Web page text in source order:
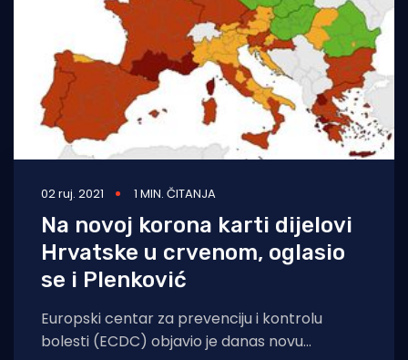
02 ruj. 2021 1 MIN. ČITANJA
Na novoj korona karti dijelovi
Hrvatske u crvenom, oglasio
se i Plenković
Europski centar za prevenciju i kontrolu
bolesti (ECDC) objavio je danas novu